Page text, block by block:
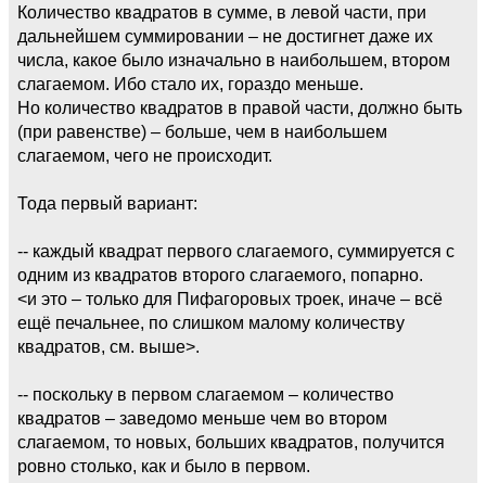
Количество квадратов в сумме, в левой части, при
дальнейшем суммировании – не достигнет даже их
числа, какое было изначально в наибольшем, втором
слагаемом. Ибо стало их, гораздо меньше.
Но количество квадратов в правой части, должно быть
(при равенстве) – больше, чем в наибольшем
слагаемом, чего не происходит.
Тода первый вариант:
-- каждый квадрат первого слагаемого, суммируется с
одним из квадратов второго слагаемого, попарно.
<и это – только для Пифагоровых троек, иначе – всё
ещё печальнее, по слишком малому количеству
квадратов, см. выше>.
-- поскольку в первом слагаемом – количество
квадратов – заведомо меньше чем во втором
слагаемом, то новых, больших квадратов, получится
ровно столько, как и было в первом.